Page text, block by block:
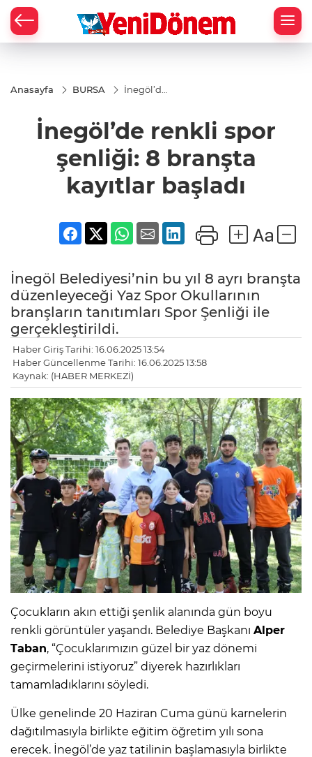
Anasayfa BURSA
İnegöl’de
şenliği: 8
branşta
başladı
İnegöl’de renkli spor
şenliği: 8 branşta
kayıtlar başladı
İnegöl Belediyesi’nin bu yıl 8 ayrı branşta
düzenleyeceği Yaz Spor Okullarının
branşların tanıtımları Spor Şenliği ile
gerçekleştirildi.
Haber Giriş Tarihi: 16.06.2025 13:54
Haber Güncellenme Tarihi: 16.06.2025 13:58
Kaynak: (HABER MERKEZİ)
Çocukların akın ettiği şenlik alanında gün boyu
renkli görüntüler yaşandı. Belediye Başkanı Alper
Taban, “Çocuklarımızın güzel bir yaz dönemi
geçirmelerini istiyoruz” diyerek hazırlıkları
tamamladıklarını söyledi.
Ülke genelinde 20 Haziran Cuma günü karnelerin
dağıtılmasıyla birlikte eğitim öğretim yılı sona
erecek. İnegöl’de yaz tatilinin başlamasıyla birlikte